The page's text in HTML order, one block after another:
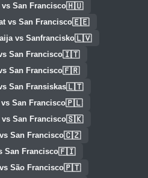
🇭🇺
vs San Francisco
🇪🇪
vs San Francisco
🇱🇻
vs Sanfrancisko
🇮🇹
San Francisco
🇫🇷
San Francisco
🇱🇹
San Fransiskas
🇵🇱
vs San Francisco
🇸🇰
vs San Francisco
🇨🇿
San Francisco
🇫🇮
San Francisco
🇵🇹
São Francisco